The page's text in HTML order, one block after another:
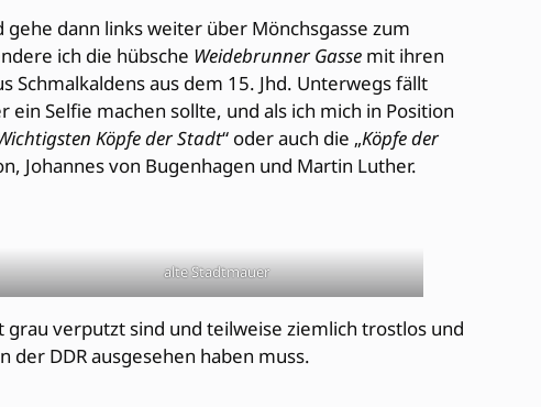
dann links weiter über Mönchsgasse zum
ich die hübsche Weidebrunner Gasse mit ihren
Schmalkaldens aus dem 15. Jhd. Unterwegs fällt
Selfie machen sollte, und als ich mich in Position
Köpfe der Stadt“ oder auch die „Köpfe der
Johannes von Bugenhagen und Martin Luther.
alte Stadtmauer
verputzt sind und teilweise ziemlich trostlos und
DDR ausgesehen haben muss.